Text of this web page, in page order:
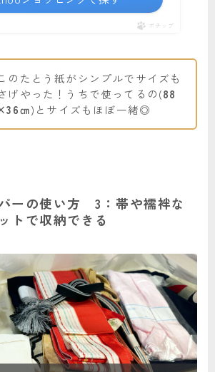
ポチップ
のたとう紙がシンプルでサイズも
げやった！うちで使ってるの(88
㎝)とサイズもほぼ一緒◎
ーの使い方 3：帯や襦袢な
トで収納できる